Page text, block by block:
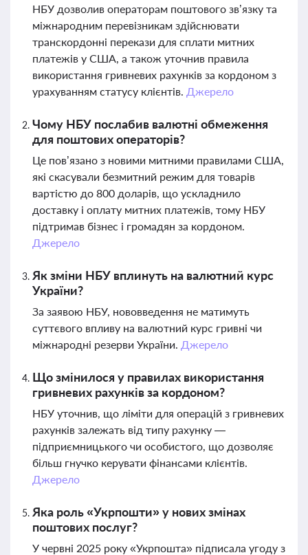
НБУ дозволив операторам поштового зв’язку та
міжнародним перевізникам здійснювати
транскордонні перекази для сплати митних
платежів у США, а також уточнив правила
використання гривневих рахунків за кордоном з
урахуванням статусу клієнтів. Джерело
Чому НБУ послабив валютні обмеження
для поштових операторів?
Це пов’язано з новими митними правилами США,
які скасували безмитний режим для товарів
вартістю до 800 доларів, що ускладнило
доставку і оплату митних платежів, тому НБУ
підтримав бізнес і громадян за кордоном.
Джерело
Як зміни НБУ вплинуть на валютний курс
України?
За заявою НБУ, нововведення не матимуть
суттєвого впливу на валютний курс гривні чи
міжнародні резерви України. Джерело
Що змінилося у правилах використання
гривневих рахунків за кордоном?
НБУ уточнив, що ліміти для операцій з гривневих
рахунків залежать від типу рахунку —
підприємницького чи особистого, що дозволяє
більш гнучко керувати фінансами клієнтів.
Джерело
Яка роль «Укрпошти» у нових змінах
поштових послуг?
У червні 2025 року «Укрпошта» підписала угоду з